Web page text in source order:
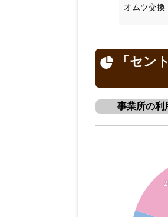
オムツ交換
「セン
事業所の利